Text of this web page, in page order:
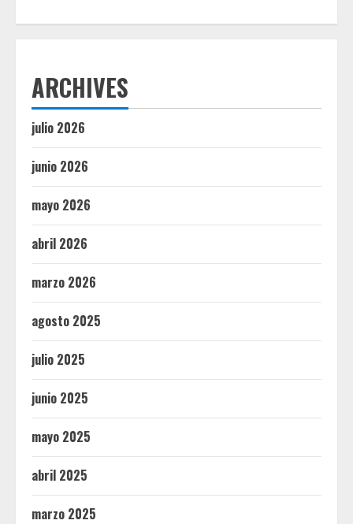
ARCHIVES
julio 2026
junio 2026
mayo 2026
abril 2026
marzo 2026
agosto 2025
julio 2025
junio 2025
mayo 2025
abril 2025
marzo 2025